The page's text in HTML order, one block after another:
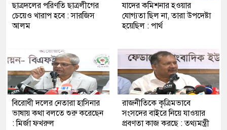
ছাত্রদলের পরিণতি ছাত্রলীগের
চেয়েও খারাপ হবে : সারজিস
আলম
যাদের কমিশনার হওয়ার
যোগ্যতা ছিল না, তারা উপদেষ্টা
হয়েছিল : পার্থ
বিরোধী দলের নেতারা হাসিনার
ভাষায় কথা বলতে শুরু করেছেন
: মির্জা ফখরুল
রাজনীতিকে কৃত্রিমভাবে
সংসদের বাইরে নিয়ে যাওয়ার
প্রবণতা কাজ করছে : তথ্যমন্ত্রী